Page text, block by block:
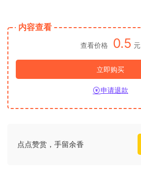
内容查看
查看价格 0.5 元
立即购买
申请退款
点点赞赏，手留余香